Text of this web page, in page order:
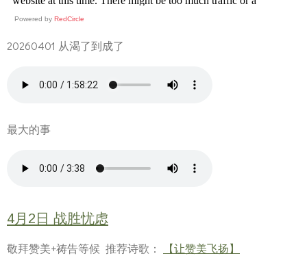
Powered by RedCircle
20260401 从渴了到成了
最大的事
4月2日 战胜忧虑
敬拜赞美+祷告等候 推荐诗歌： 【让赞美飞扬】